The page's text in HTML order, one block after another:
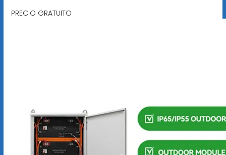
PRECIO GRATUITO